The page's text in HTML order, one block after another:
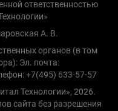
ответственностью
А. В.
органов (в том
Эл. почта:
+7(495) 633-57-57
Технологии», 2026.
сайта без разрешения